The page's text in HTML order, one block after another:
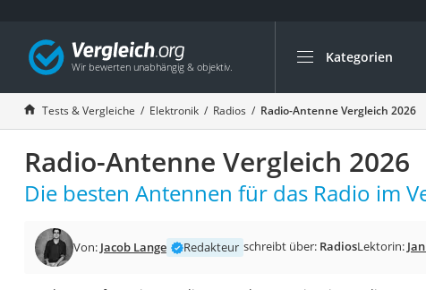
Kategorien
Die beliebtesten
Elektronik
Powerstation
Monitor 32 Zoll 4K
Fernseher
Desktop-PC
Tests & Vergleiche Elektronik Radios Radio-Antenne Vergleich 2026
Radio-Antenne Vergleich 2026
Die besten Antennen für das Radio im
Von: Jacob Lange Redakteur schreibt über: RadiosLektorin: